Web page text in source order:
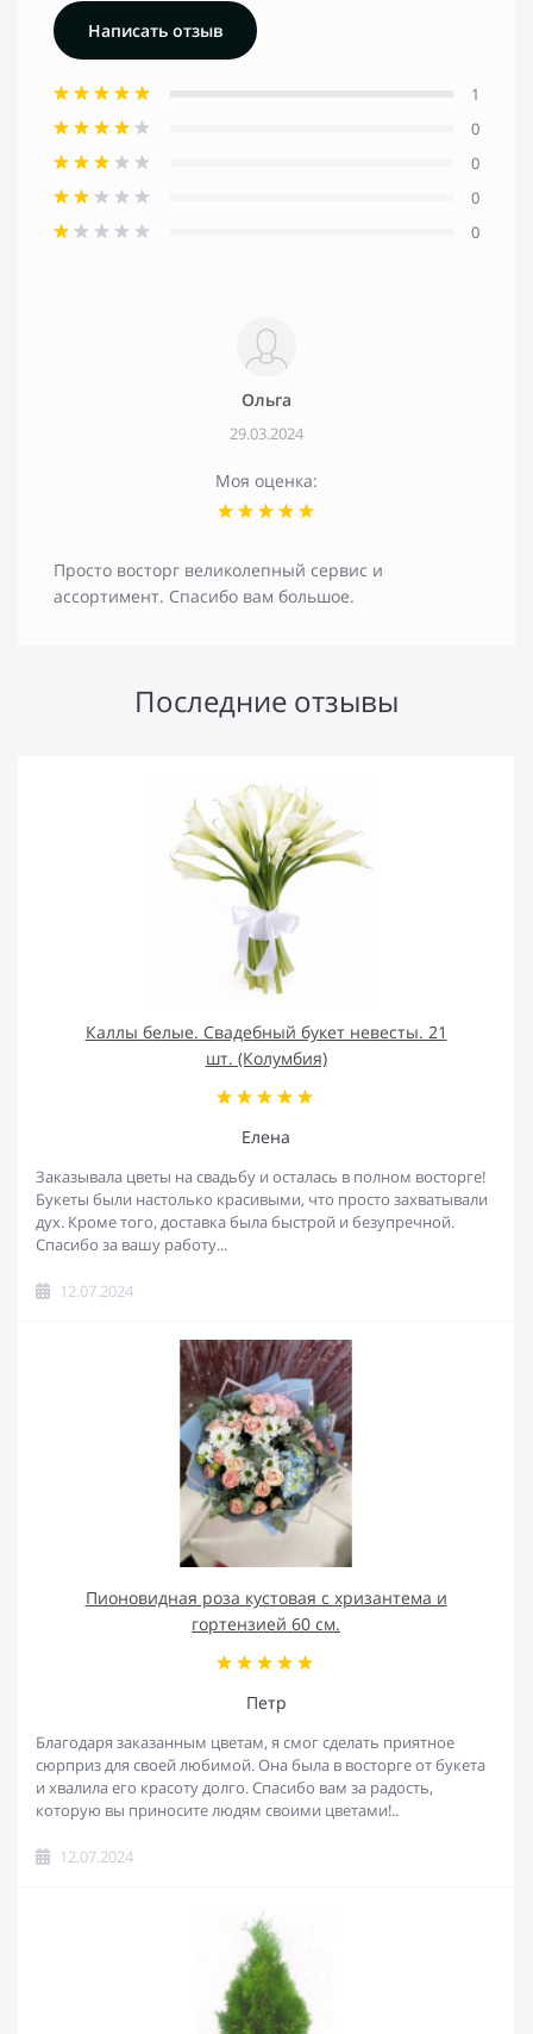
Написать отзыв
1
0
0
0
0
Ольга
29.03.2024
Моя оценка:
Просто восторг великолепный сервис и
ассортимент. Спасибо вам большое.
Последние отзывы
Каллы белые. Свадебный букет невесты. 21
шт. (Колумбия)
Елена
Заказывала цветы на свадьбу и осталась в полном восторге!
Букеты были настолько красивыми, что просто захватывали
дух. Кроме того, доставка была быстрой и безупречной.
Спасибо за вашу работу...
12.07.2024
Пионовидная роза кустовая с хризантема и
гортензией 60 см.
Петр
Благодаря заказанным цветам, я смог сделать приятное
сюрприз для своей любимой. Она была в восторге от букета
и хвалила его красоту долго. Спасибо вам за радость,
которую вы приносите людям своими цветами!..
12.07.2024